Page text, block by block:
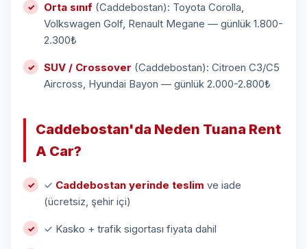
Orta sınıf (Caddebostan): Toyota Corolla,
Volkswagen Golf, Renault Megane — günlük 1.800-
2.300₺
SUV / Crossover (Caddebostan): Citroen C3/C5
Aircross, Hyundai Bayon — günlük 2.000-2.800₺
Caddebostan'da Neden Tuana Rent
A Car?
✓ Caddebostan yerinde teslim ve iade
(ücretsiz, şehir içi)
✓ Kasko + trafik sigortası fiyata dahil